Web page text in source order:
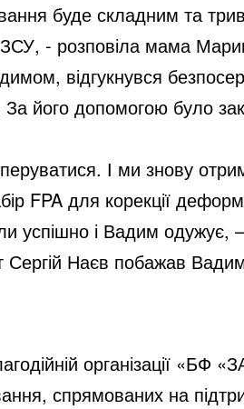
буде складним та
- розповіла мама
відгукнувся
його допомогою було
І ми знову
FPA для корекції
успішно і Вадим
Сергій Наєв побажав
організації
спрямованих на